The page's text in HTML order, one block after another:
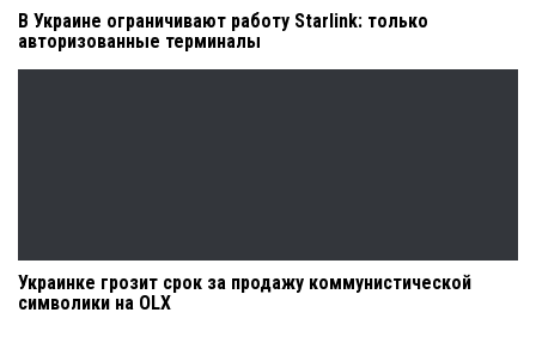
В Украине ограничивают работу Starlink: только
авторизованные терминалы
Украинке грозит срок за продажу коммунистической
символики на OLX